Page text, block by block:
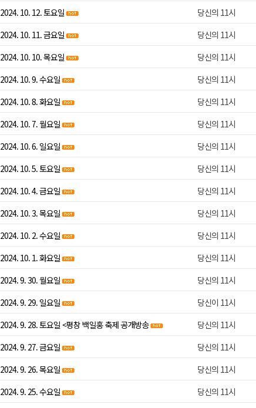
2024. 10. 12. 토요일 당신의 11시
2024. 10. 11. 금요일 당신의 11시
2024. 10. 10. 목요일 당신의 11시
2024. 10. 9. 수요일 당신의 11시
2024. 10. 8. 화요일 당신의 11시
2024. 10. 7. 월요일 당신의 11시
2024. 10. 6. 일요일 당신의 11시
2024. 10. 5. 토요일 당신의 11시
2024. 10. 4. 금요일 당신의 11시
2024. 10. 3. 목요일 당신의 11시
2024. 10. 2. 수요일 당신의 11시
2024. 10. 1. 화요일 당신의 11시
2024. 9. 30. 월요일 당신의 11시
2024. 9. 29. 일요일 당신이 11시
2024. 9. 28. 토요일 <평창 백일홍 축제 공개방송 당신의 11시
2024. 9. 27. 금요일 당신의 11시
2024. 9. 26. 목요일 당신의 11시
2024. 9. 25. 수요일 당신의 11시